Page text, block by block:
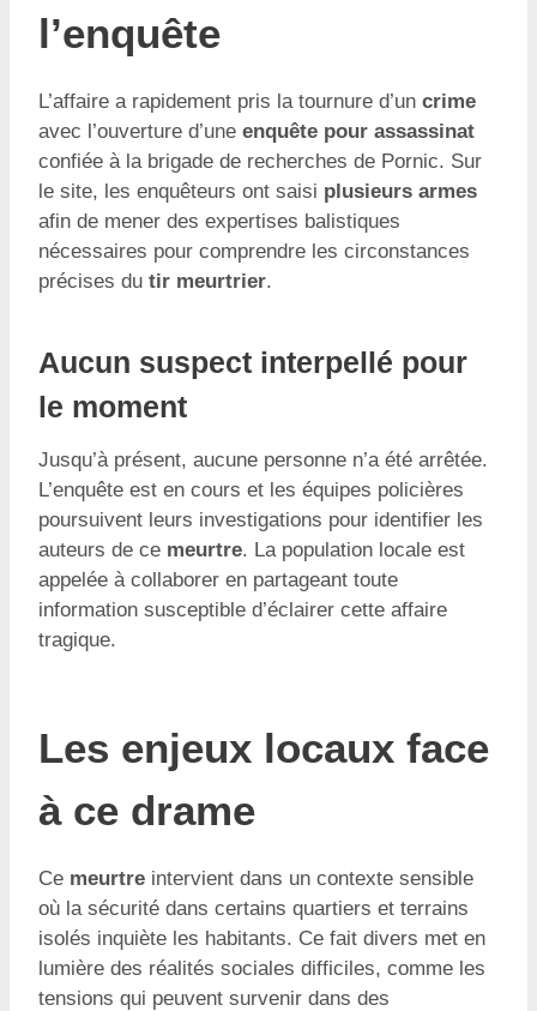
l’enquête
L’affaire a rapidement pris la tournure d’un crime
avec l’ouverture d’une enquête pour assassinat
confiée à la brigade de recherches de Pornic. Sur
le site, les enquêteurs ont saisi plusieurs armes
afin de mener des expertises balistiques
nécessaires pour comprendre les circonstances
précises du tir meurtrier.
Aucun suspect interpellé pour
le moment
Jusqu’à présent, aucune personne n’a été arrêtée.
L’enquête est en cours et les équipes policières
poursuivent leurs investigations pour identifier les
auteurs de ce meurtre. La population locale est
appelée à collaborer en partageant toute
information susceptible d’éclairer cette affaire
tragique.
Les enjeux locaux face
à ce drame
Ce meurtre intervient dans un contexte sensible
où la sécurité dans certains quartiers et terrains
isolés inquiète les habitants. Ce fait divers met en
lumière des réalités sociales difficiles, comme les
tensions qui peuvent survenir dans des